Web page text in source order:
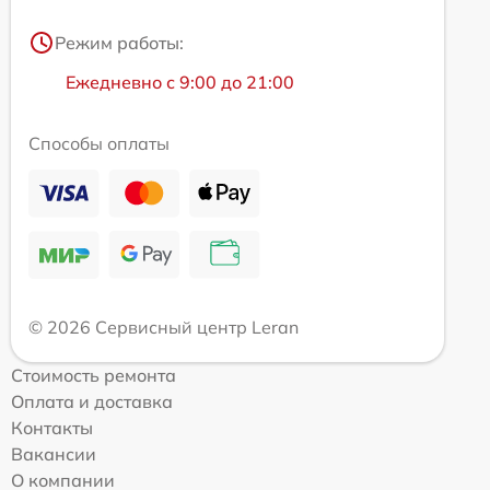
Режим работы:
Ежедневно с 9:00 до 21:00
Способы оплаты
© 2026 Сервисный центр Leran
Стоимость ремонта
Оплата и доставка
Контакты
Вакансии
О компании